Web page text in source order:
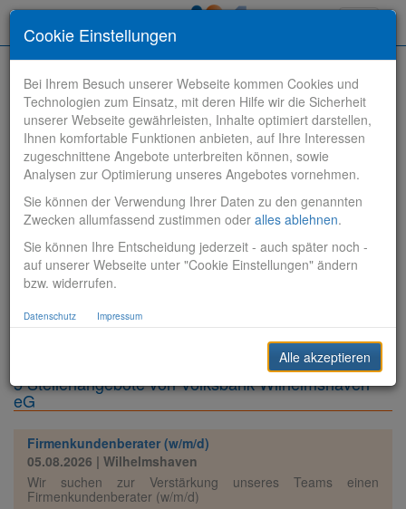
Stelle finden
Vertriebsbank
Produktionsbank
Sonstiges
5 Stellenangebote von Volksbank Wilhelmshaven
eG
Firmenkundenberater (w/m/d)
05.08.2026 | Wilhelmshaven
Wir suchen zur Verstärkung unseres Teams einen
Firmenkundenberater (w/m/d)
Cookie Einstellungen
Bei Ihrem Besuch unserer Webseite kommen Cookies und
Technologien zum Einsatz, mit deren Hilfe wir die Sicherheit
unserer Webseite gewährleisten, Inhalte optimiert darstellen,
Ihnen komfortable Funktionen anbieten, auf Ihre Interessen
zugeschnittene Angebote unterbreiten können, sowie
Analysen zur Optimierung unseres Angebotes vornehmen.
Sie können der Verwendung Ihrer Daten zu den genannten
Zwecken allumfassend zustimmen oder alles ablehnen.
Sie können Ihre Entscheidung jederzeit - auch später noch -
auf unserer Webseite unter "Cookie Einstellungen" ändern
bzw. widerrufen.
Datenschutz Impressum
Alle akzeptieren